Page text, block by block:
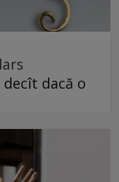
dacă o